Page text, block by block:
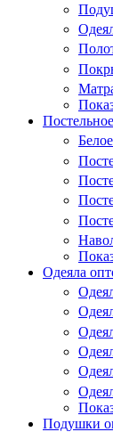
Одеяла
Подушки